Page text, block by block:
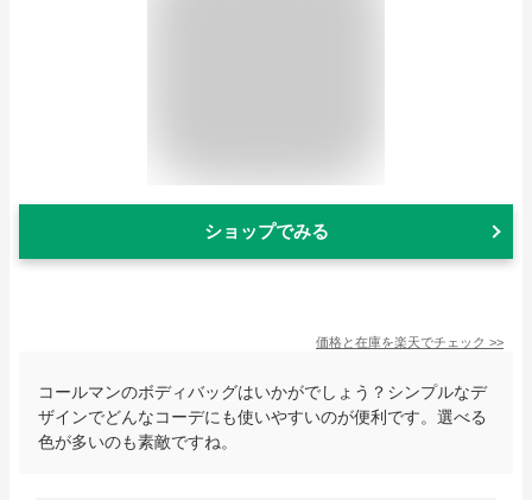
ショップでみる
価格と在庫を楽天でチェック >>
コールマンのボディバッグはいかがでしょう？シンプルなデ
ザインでどんなコーデにも使いやすいのが便利です。選べる
色が多いのも素敵ですね。